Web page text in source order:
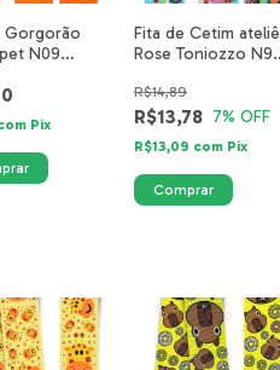
Gorgorão
N09
Pix
Fita de Cetim ateliê
Rose Toniozzo N9
Secreto
R$13,78
R$14,89
7% OFF
R$13,09 com Pix